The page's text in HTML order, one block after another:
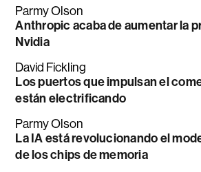
Parmy Olson
Anthropic acaba de aumentar la
Nvidia
David Fickling
Los puertos que impulsan el
están electrificando
Parmy Olson
La IA está revolucionando el
de los chips de memoria